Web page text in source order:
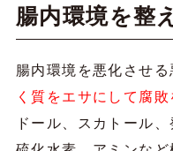
腸内環境を整
腸内環境を悪化させ
く質をエサにして腐敗
ドール、スカトール